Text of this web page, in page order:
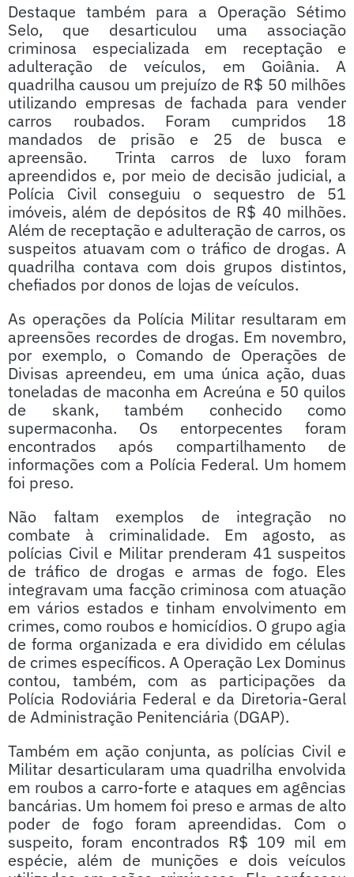
Destaque também para a Operação Sétimo
Selo, que desarticulou uma associação
criminosa especializada em receptação e
adulteração de veículos, em Goiânia. A
quadrilha causou um prejuízo de R$ 50 milhões
utilizando empresas de fachada para vender
carros roubados. Foram cumpridos 18
mandados de prisão e 25 de busca e
apreensão. Trinta carros de luxo foram
apreendidos e, por meio de decisão judicial, a
Polícia Civil conseguiu o sequestro de 51
imóveis, além de depósitos de R$ 40 milhões.
Além de receptação e adulteração de carros, os
suspeitos atuavam com o tráfico de drogas. A
quadrilha contava com dois grupos distintos,
chefiados por donos de lojas de veículos.
As operações da Polícia Militar resultaram em
apreensões recordes de drogas. Em novembro,
por exemplo, o Comando de Operações de
Divisas apreendeu, em uma única ação, duas
toneladas de maconha em Acreúna e 50 quilos
de skank, também conhecido como
supermaconha. Os entorpecentes foram
encontrados após compartilhamento de
informações com a Polícia Federal. Um homem
foi preso.
Não faltam exemplos de integração no
combate à criminalidade. Em agosto, as
polícias Civil e Militar prenderam 41 suspeitos
de tráfico de drogas e armas de fogo. Eles
integravam uma facção criminosa com atuação
em vários estados e tinham envolvimento em
crimes, como roubos e homicídios. O grupo agia
de forma organizada e era dividido em células
de crimes específicos. A Operação Lex Dominus
contou, também, com as participações da
Polícia Rodoviária Federal e da Diretoria-Geral
de Administração Penitenciária (DGAP).
Também em ação conjunta, as polícias Civil e
Militar desarticularam uma quadrilha envolvida
em roubos a carro-forte e ataques em agências
bancárias. Um homem foi preso e armas de alto
poder de fogo foram apreendidas. Com o
suspeito, foram encontrados R$ 109 mil em
espécie, além de munições e dois veículos